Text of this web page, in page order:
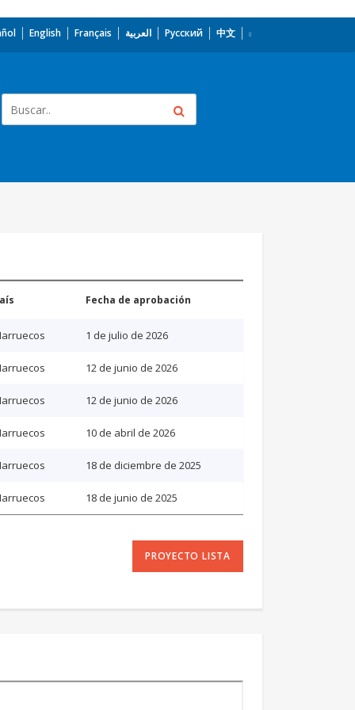
English Français العربية Русский 中文
Fecha de aprobación
1 de julio de 2026
12 de junio de 2026
12 de junio de 2026
10 de abril de 2026
18 de diciembre de 2025
18 de junio de 2025
PROYECTO LISTA